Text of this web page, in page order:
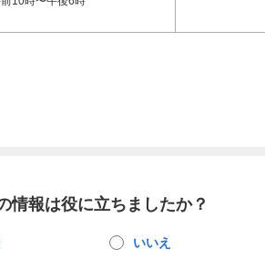
情報は役に立ちましたか？
いいえ